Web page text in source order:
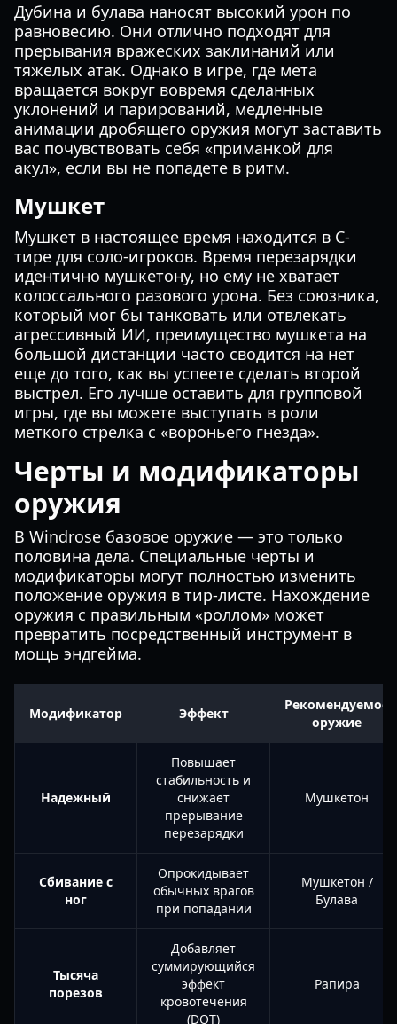
Дубина и булава наносят высокий урон по
равновесию. Они отлично подходят для
прерывания вражеских заклинаний или
тяжелых атак. Однако в игре, где мета
вращается вокруг вовремя сделанных
уклонений и парирований, медленные
анимации дробящего оружия могут заставить
вас почувствовать себя «приманкой для
акул», если вы не попадете в ритм.
Мушкет
Мушкет в настоящее время находится в C-
тире для соло-игроков. Время перезарядки
идентично мушкетону, но ему не хватает
колоссального разового урона. Без союзника,
который мог бы танковать или отвлекать
агрессивный ИИ, преимущество мушкета на
большой дистанции часто сводится на нет
еще до того, как вы успеете сделать второй
выстрел. Его лучше оставить для групповой
игры, где вы можете выступать в роли
меткого стрелка с «вороньего гнезда».
Черты и модификаторы
оружия
В Windrose базовое оружие — это только
половина дела. Специальные черты и
модификаторы могут полностью изменить
положение оружия в тир-листе. Нахождение
оружия с правильным «роллом» может
превратить посредственный инструмент в
мощь эндгейма.
Модификатор Эффект
Рекомендуемое
оружие
Надежный
Повышает
стабильность и
снижает
прерывание
перезарядки
Мушкетон
Сбивание с
ног
Опрокидывает
обычных врагов
при попадании
Мушкетон /
Булава
Тысяча
порезов
Добавляет
суммирующийся
эффект
кровотечения
(DOT)
Рапира